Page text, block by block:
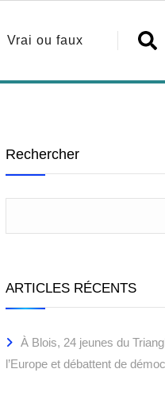
Vrai ou faux
Rechercher
ARTICLES RÉCENTS
À Blois, 24 jeunes du
l’Europe et débattent de